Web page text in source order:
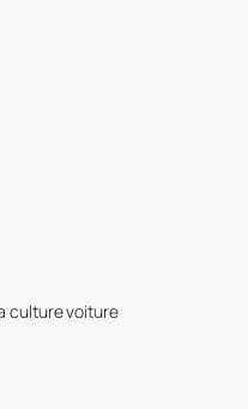
culture voiture